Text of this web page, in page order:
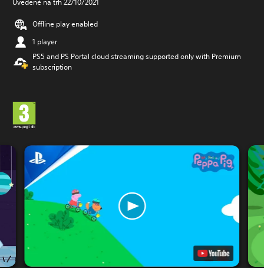
Uvedené na trh 22/10/2021
Offline play enabled
1 player
PS5 and PS Portal cloud streaming supported only with Premium
subscription